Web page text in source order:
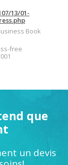
13/01-
Book
free
que
un devis